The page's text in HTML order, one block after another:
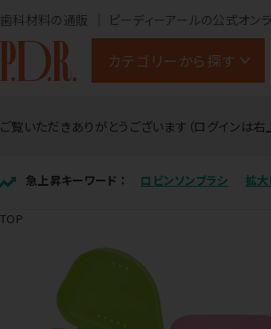
歯科材料の通販 ピーディーアールの公式オン
カテゴリーから探す
ご覧いただきありがとうございます（ログインは右
急上昇キーワード ： ロビンソンブラシ 拡
TOP